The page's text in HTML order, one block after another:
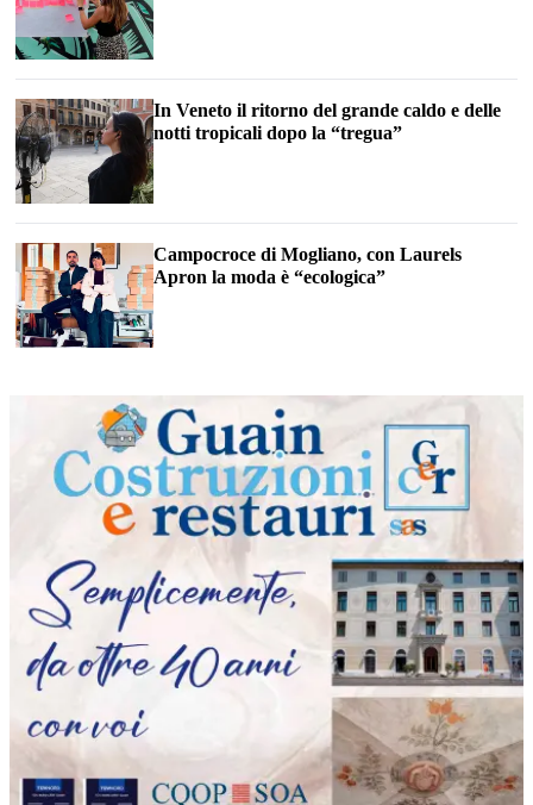
In Veneto il ritorno del grande caldo e delle
notti tropicali dopo la “tregua”
Campocroce di Mogliano, con Laurels
Apron la moda è “ecologica”